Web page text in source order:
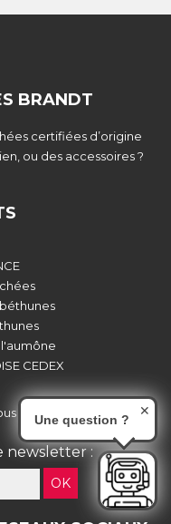
BRANDT
certifiées d’origine
ou des accessoires ?
l'aumône
CEDEX
newsletter :
OK
Une question ?
✕